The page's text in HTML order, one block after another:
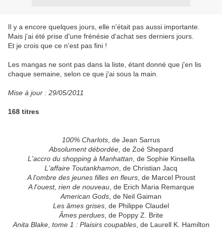
Il y a encore quelques jours, elle n'était pas aussi importante.
Mais j'ai été prise d'une frénésie d'achat ses derniers jours.
Et je crois que ce n'est pas fini !
Les mangas ne sont pas dans la liste, étant donné que j'en lis
chaque semaine, selon ce que j'ai sous la main.
Mise à jour : 29/05/2011
168 titres
100% Charlots , de Jean Sarrus
Absolument débordée, de Zoé Shepard
L'accro du shopping à Manhattan , de Sophie Kinsella
L'affaire Toutankhamon , de Christian Jacq
A l'ombre des jeunes filles en fleurs, de Marcel Proust
A l'ouest, rien de nouveau, de Erich Maria Remarque
American Gods , de Neil Gaiman
Les âmes grises , de Philippe Claudel
Âmes perdues , de Poppy Z. Brite
Anita Blake, tome 1 : Plaisirs coupables, de Laurell K. Hamilton